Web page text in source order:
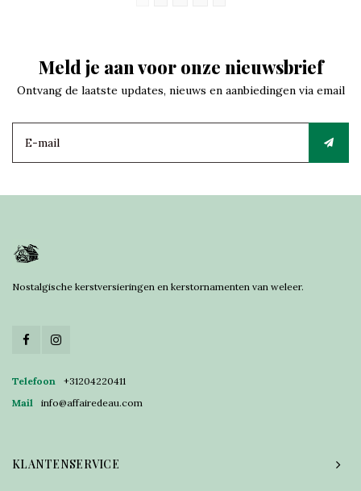
Meld je aan voor onze nieuwsbrief
Ontvang de laatste updates, nieuws en aanbiedingen via email
Nostalgische kerstversieringen en kerstornamenten van weleer.
Telefoon
+31204220411
Mail
info@affairedeau.com
KLANTENSERVICE